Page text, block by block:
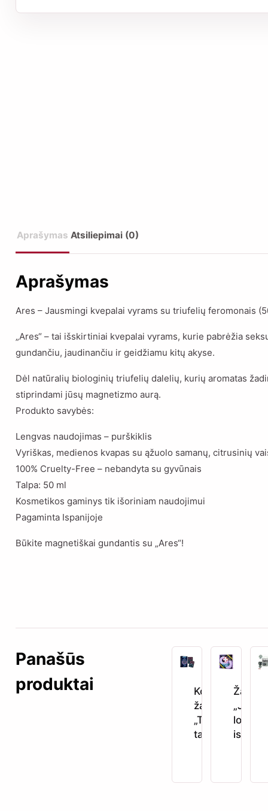
Aprašymas Atsiliepimai (0)
Aprašymas
Ares – Jausmingi kvepalai vyrams su triufelių feromonais
„Ares“ – tai išskirtiniai kvepalai vyrams, kurie pabrėžia
gundančiu, jaudinančiu ir geidžiamu kitų akyse.
Dėl natūralių biologinių triufelių dalelių, kurių aromatas
stiprindami jūsų magnetizmo aurą.
Produkto savybės:
Lengvas naudojimas – purškiklis
Vyriškas, medienos kvapas su ąžuolo samanų, citrusinių
100% Cruelty-Free – nebandyta su gyvūnais
Talpa: 50 ml
Kosmetikos gaminys tik išoriniam naudojimui
Pagaminta Ispanijoje
Būkite magnetiškai gundantis su „Ares“!
Panašūs
produktai
Kortų
žaidimas
„Trink už
taurę“
„Jūsų
lovos
istorija“